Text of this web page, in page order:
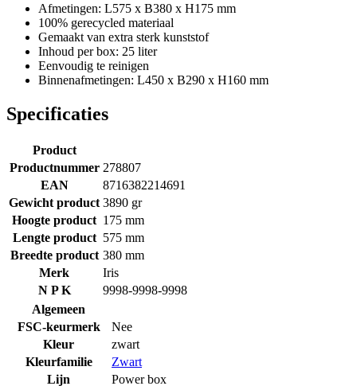
Afmetingen: L575 x B380 x H175 mm
100% gerecycled materiaal
Gemaakt van extra sterk kunststof
Inhoud per box: 25 liter
Eenvoudig te reinigen
Binnenafmetingen: L450 x B290 x H160 mm
Specificaties
Product
Productnummer 278807
EAN
8716382214691
Gewicht product 3890 gr
Hoogte product 175 mm
Lengte product 575 mm
Breedte product 380 mm
Merk
Iris
N P K
9998-9998-9998
Algemeen
FSC-keurmerk
Nee
Kleur
zwart
Kleurfamilie
Zwart
Lijn
Power box